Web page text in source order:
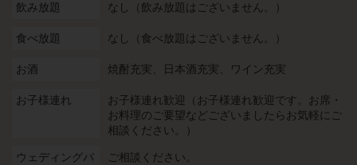
飲み放題 なし（飲み放題はございません。）
食べ放題 なし（食べ放題はございません。）
お酒 焼酎充実、日本酒充実、ワイン充実
お子様連れ
お子様連れ歓迎（お子様連れ歓迎です。お席・
お料理のご要望などございましたらお気軽にご
相談ください。）
ウェディングパ
ご相談ください。